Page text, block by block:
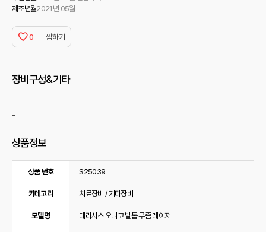
제조년월2021년 05월
0 찜하기
장비구성&기타
-
상품정보
상품정보
상품 번호 S25039
카테고리 치료장비 / 기타장비
모델명 테라시스 오니코 발톱 무좀 레이저